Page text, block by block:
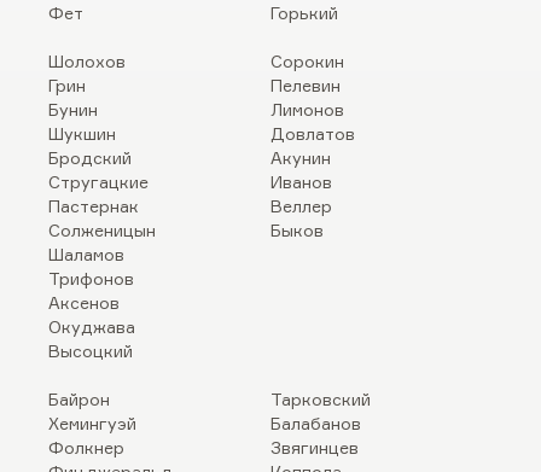
Фет
Горький
Шолохов
Грин
Бунин
Шукшин
Бродский
Стругацкие
Пастернак
Солженицын
Шаламов
Трифонов
Аксенов
Окуджава
Высоцкий
Сорокин
Пелевин
Лимонов
Довлатов
Акунин
Иванов
Веллер
Быков
Байрон
Хемингуэй
Фолкнер
Тарковский
Балабанов
Звягинцев